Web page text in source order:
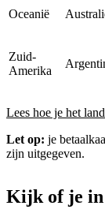
Oceanië
Zuid-
Amerika
Lees hoe je het
Let op: je
zijn uitgegeven.
Kijk of je in